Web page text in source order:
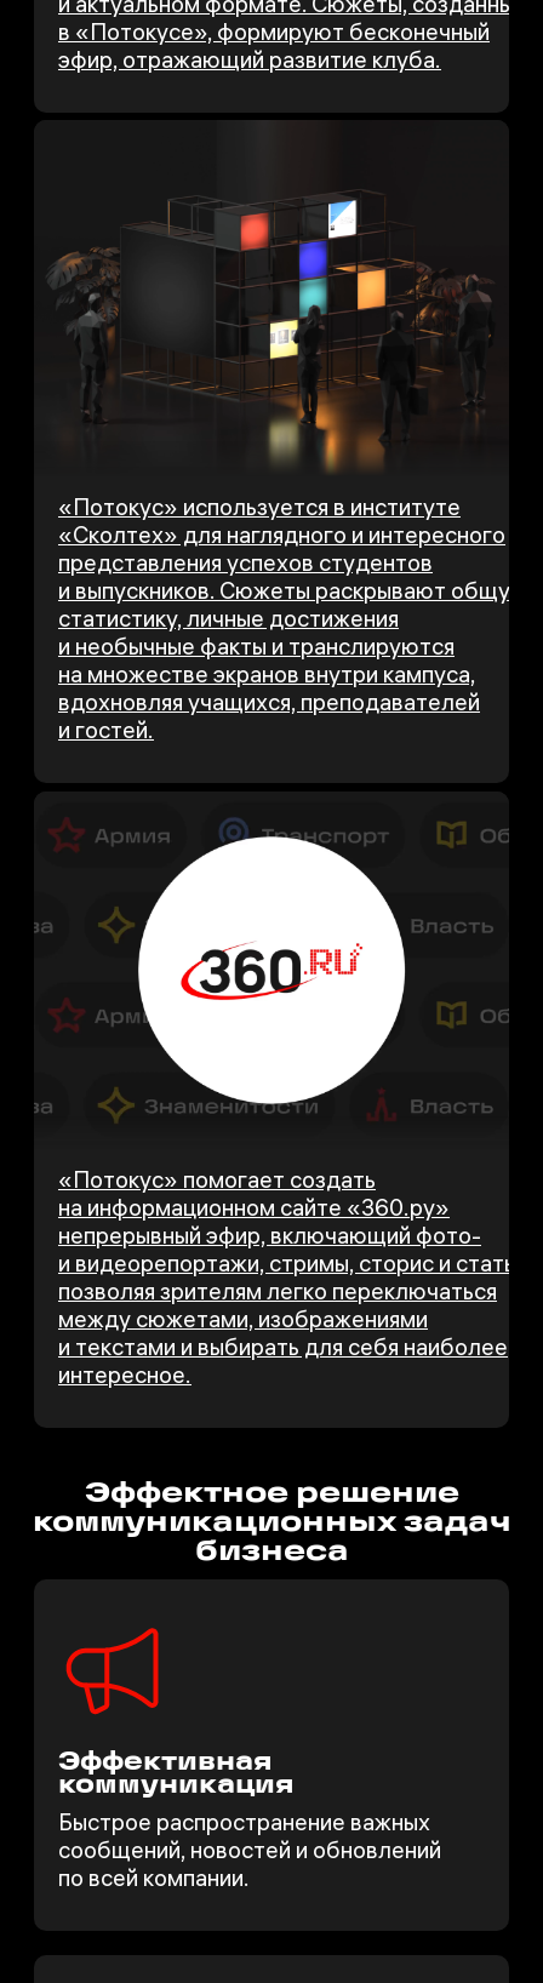
в «Потокусе», формируют бесконечный
эфир, отражающий развитие клуба.
«Потокус» используется в институте
«Сколтех» для наглядного и интересного
представления успехов студентов
и выпускников. Сюжеты раскрывают общую
статистику, личные достижения
и необычные факты и транслируются
на множестве экранов внутри кампуса,
вдохновляя учащихся, преподавателей
и гостей.
«Потокус» помогает создать
на информационном сайте «360.ру»
непрерывный эфир, включающий фото-
и видеорепортажи, стримы, сторис и статьи,
позволяя зрителям легко переключаться
между сюжетами, изображениями
и текстами и выбирать для себя наиболее
интересное.
Эффектное решение
коммуни­каци­он­ных задач
бизнеса
Эффективная
коммуникация
Быстрое распространение важных
сообщений, новостей и обновлений
по всей компании.